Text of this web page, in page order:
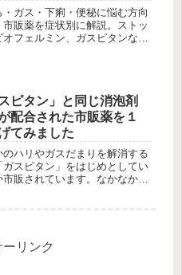
・ガス・下痢・便秘に悩む方向
市販薬を症状別に解説。ストッ
オフェルミン、ガスピタンなど
スピタン」と同じ消泡剤
配合された市販薬を１
てみました
のハリやガスだまりを解消する
ガスピタン」をはじめとしてい
市販されています。なかなか病
リンク